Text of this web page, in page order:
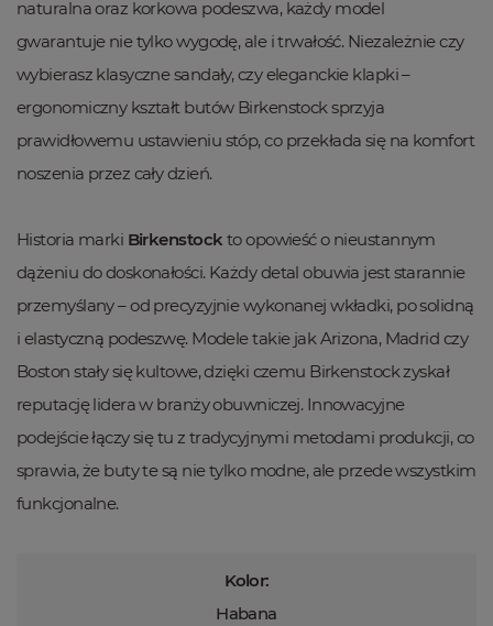
naturalna oraz korkowa podeszwa, każdy model
gwarantuje nie tylko wygodę, ale i trwałość. Niezależnie czy
wybierasz klasyczne sandały, czy eleganckie klapki –
ergonomiczny kształt butów Birkenstock sprzyja
prawidłowemu ustawieniu stóp, co przekłada się na komfort
noszenia przez cały dzień.
Historia marki Birkenstock to opowieść o nieustannym
dążeniu do doskonałości. Każdy detal obuwia jest starannie
przemyślany – od precyzyjnie wykonanej wkładki, po solidną
i elastyczną podeszwę. Modele takie jak Arizona, Madrid czy
Boston stały się kultowe, dzięki czemu Birkenstock zyskał
reputację lidera w branży obuwniczej. Innowacyjne
podejście łączy się tu z tradycyjnymi metodami produkcji, co
sprawia, że buty te są nie tylko modne, ale przede wszystkim
funkcjonalne.
Kolor:
Habana